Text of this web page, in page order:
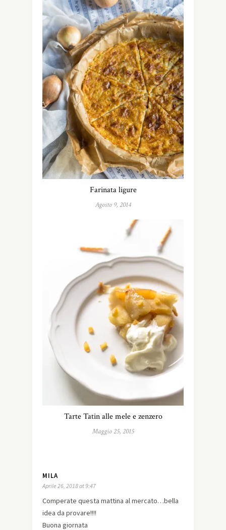
Farinata ligure
Agosto 9, 2014
Tarte Tatin alle mele e zenzero
Maggio 25, 2015
MILA
Aprile 26, 2018 at 9:47
Comperate questa mattina al mercato…bella
idea da provare!!!!
Buona giornata